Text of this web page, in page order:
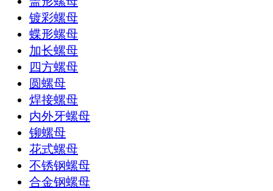
镀彩螺母
蝶形螺母
加长螺母
四方螺母
圆螺母
焊接螺母
内外牙螺母
铆螺母
花式螺母
不锈钢螺母
合金钢螺母